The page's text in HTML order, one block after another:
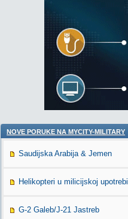
NOVE PORUKE NA MYCITY-MILITARY
Saudijska Arabija & Jemen
Helikopteri u milicijskoj upotrebi
G-2 Galeb/J-21 Jastreb